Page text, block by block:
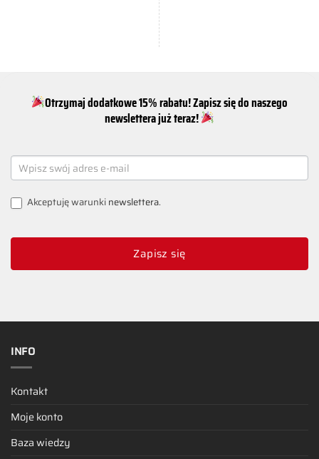
Otrzymaj dodatkowe 15% rabatu! Zapisz się do naszego
newslettera już teraz!
NEWSLETTER
SIGNUP
Akceptuję warunkinewslettera.
Zapisz się
INFO
Kontakt
Moje konto
Baza wiedzy